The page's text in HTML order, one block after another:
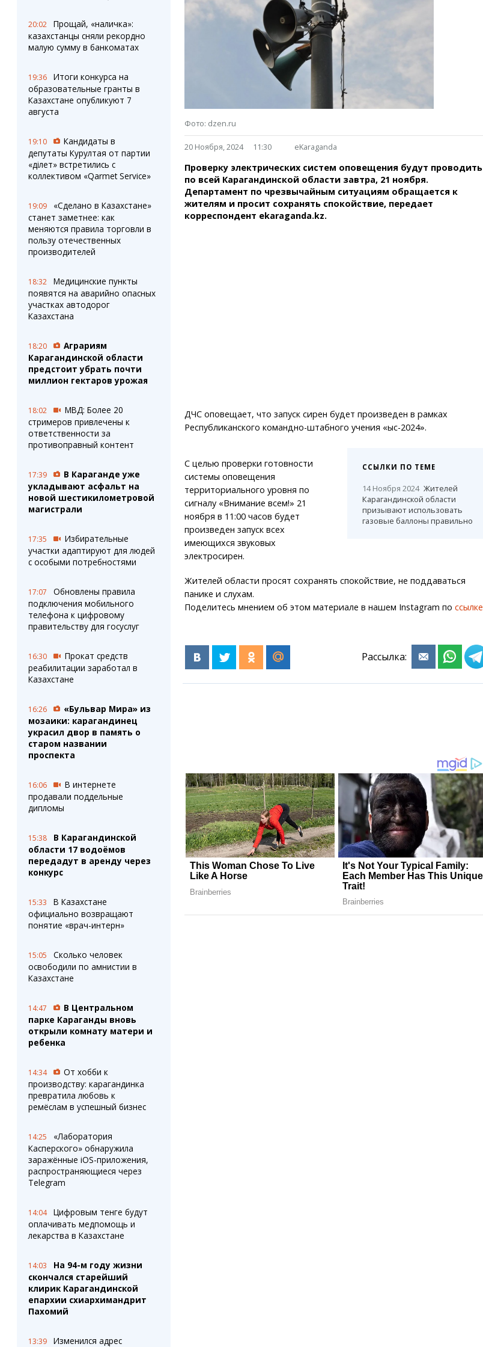
Коллаж недели
Ешкин гороскоп
Пробки
Карта Караганды
Темиртау
Балхаш
Жезказган
Медиа
Фото
Видео
Timelapse
Справочник
Расписание транспорта
Каталог компаний
20:02
Прощай, «наличка»:
казахстанцы сняли рекордно
малую сумму в банкоматах
19:36
Итоги конкурса на
образовательные гранты в
Казахстане опубликуют 7
августа
19:10
Кандидаты в
депутаты Курултая от партии
«Әділет» встретились с
коллективом «Qarmet Service»
19:09
«Сделано в Казахстане»
станет заметнее: как
меняются правила торговли в
пользу отечественных
производителей
18:32
Медицинские пункты
появятся на аварийно опасных
участках автодорог
Казахстана
18:20
Аграриям
Карагандинской области
предстоит убрать почти
миллион гектаров урожая
18:02
МВД: Более 20
стримеров привлечены к
ответственности за
противоправный контент
17:39
В Караганде уже
укладывают асфальт на
новой шестикилометровой
магистрали
17:35
Избирательные
участки адаптируют для людей
с особыми потребностями
17:07
Обновлены правила
подключения мобильного
телефона к цифровому
правительству для госуслуг
16:30
Прокат средств
реабилитации заработал в
Казахстане
16:26
«Бульвар Мира» из
мозаики: карагандинец
украсил двор в память о
старом названии
проспекта
16:06
В интернете
продавали поддельные
дипломы
15:38
В Карагандинской
области 17 водоёмов
передадут в аренду через
конкурс
15:33
В Казахстане
официально возвращают
понятие «врач-интерн»
15:05
Сколько человек
освободили по амнистии в
Казахстане
14:47
В Центральном
парке Караганды вновь
открыли комнату матери и
ребенка
14:34
От хобби к
производству: карагандинка
превратила любовь к
ремёслам в успешный бизнес
14:25
«Лаборатория
Касперского» обнаружила
заражённые iOS-приложения,
распространяющиеся через
Telegram
14:04
Цифровым тенге будут
оплачивать медпомощь и
лекарства в Казахстане
14:03
На 94-м году жизни
скончался старейший
клирик Карагандинской
епархии схиархимандрит
Пахомий
13:39
Изменился адрес
Фото: dzen.ru
20 Ноября, 2024 11:30 eKaraganda
Проверку электрических систем оповещения будут проводить
по всей Карагандинской области завтра, 21 ноября.
Департамент по чрезвычайным ситуациям обращается к
жителям и просит сохранять спокойствие, передает
корреспондент ekaraganda.kz.
ДЧС оповещает, что запуск сирен будет произведен в рамках
Республиканского командно-штабного учения «Қыс-2024».
ССЫЛКИ ПО ТЕМЕ
14 Ноября 2024 Жителей
Карагандинской области
призывают использовать
газовые баллоны правильно
С целью проверки готовности
системы оповещения
территориального уровня по
сигналу «Внимание всем!» 21
ноября в 11:00 часов будет
произведен запуск всех
имеющихся звуковых
электросирен.
Жителей области просят сохранять спокойствие, не поддаваться
панике и слухам.
Поделитесь мнением об этом материале в нашем Instagram по ссылке
Рассылка: